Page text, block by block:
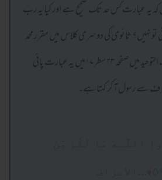
کہ یہ عبارت کس حد تک صحیح ہے اور کیا یہ رب
نہیں؟ ثانوی کی دوسری کلاس میں مقرر محمد
قطب کی تصنیف کردہ کتاب التوحید میں صفحہ ۲۳ سطر ۱۷میں یہ عبارت پائی
سے رسول آکر کہتا ہے۔
اللَّـهَ مَا لَكُم مِّنْ
﴾...الأعراف